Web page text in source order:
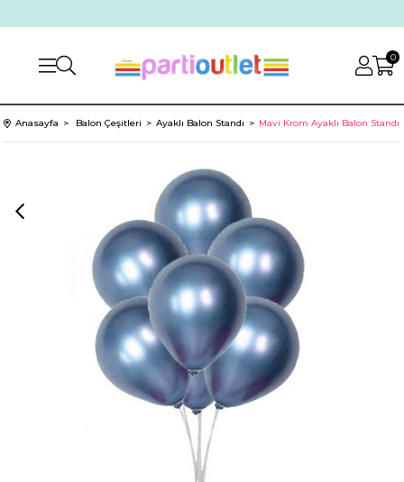
0
Anasayfa Balon Çeşitleri Ayaklı Balon Standı Mavi Krom Ayaklı Balon Standı